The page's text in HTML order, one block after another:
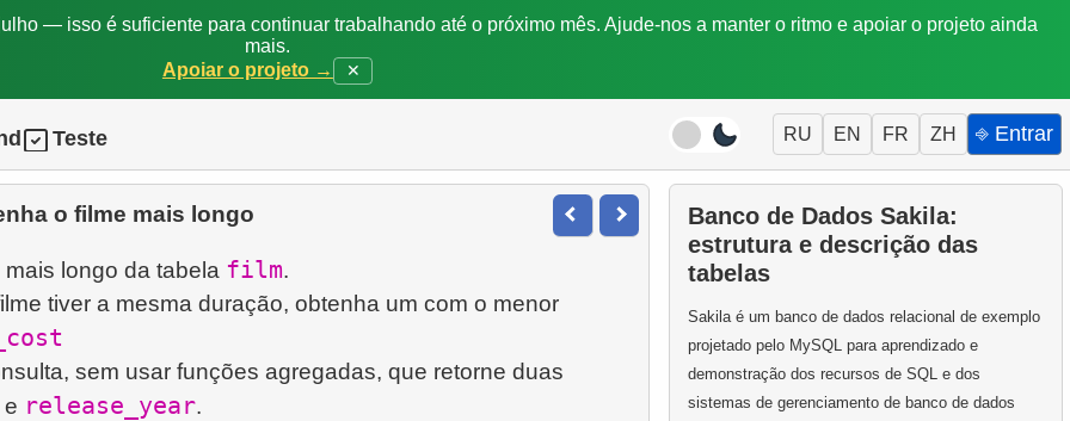
— isso é suficiente para continuar trabalhando até o próximo mês. Ajude-nos a manter o ritmo e apoiar o projeto ainda
mais.
Apoiar o projeto →
✕
Teste RU EN FR ZH ⎆ Entrar
o filme mais longo
longo da tabela film.
tiver a mesma duração, obtenha um com o menor
sem usar funções agregadas, que retorne duas
e release_year
Banco de Dados Sakila:
estrutura e descrição das
tabelas
Sakila é um banco de dados relacional de exemplo
projetado pelo MySQL para aprendizado e
demonstração dos recursos de SQL e dos
sistemas de gerenciamento de banco de dados